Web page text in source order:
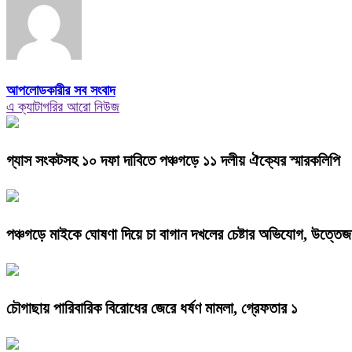
আপলোডকারীর সব সংবাদ
এ ক্যাটাগরির আরো নিউজ
গ্যাস সংকটসহ ১০ দফা দাবিতে পঞ্চগড়ে ১১ দলীয় ঐক্যের স্মারকলিপি
পঞ্চগড়ে মাইকে ঘোষণা দিয়ে চা বাগান দখলের চেষ্টার অভিযোগ,
চৌগাছায় পারিবারিক বিরোধের জেরে ধর্ষণ মামলা, গ্রেফতার ১